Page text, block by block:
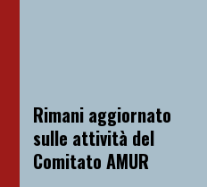
Rimani aggiornato
sulle attività del
Comitato AMUR